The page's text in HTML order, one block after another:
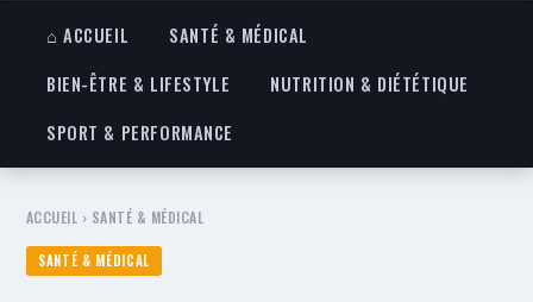
⌂ ACCUEIL
SANTÉ & MÉDICAL
BIEN-ÊTRE & LIFESTYLE
NUTRITION & DIÉTÉTIQUE
SPORT & PERFORMANCE
ACCUEIL › SANTÉ & MÉDICAL
SANTÉ & MÉDICAL